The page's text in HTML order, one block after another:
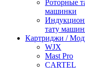
Роторные
машинки
тату
Картриджи /
WJX
Mast Pro
CARTEL